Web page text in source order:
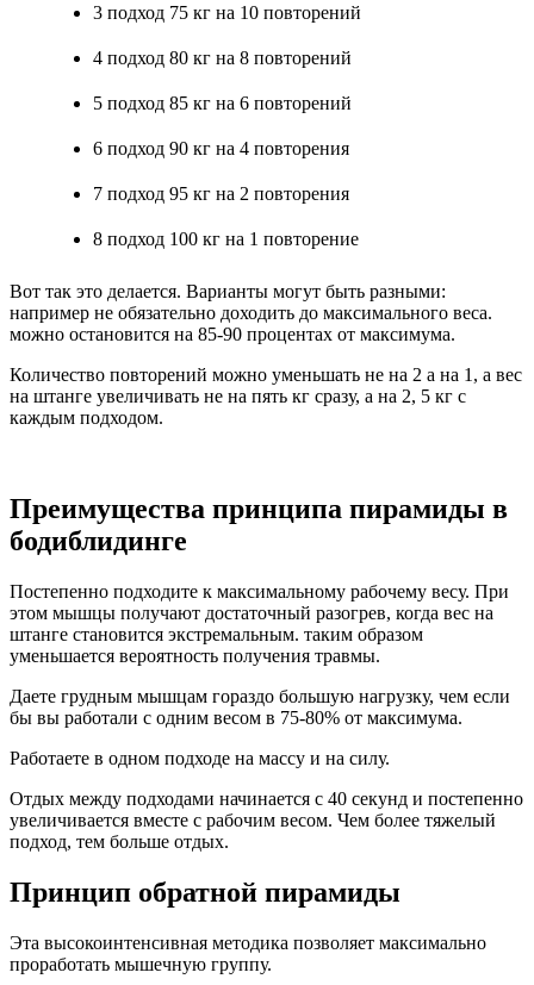
3 подход 75 кг на 10 повторений
4 подход 80 кг на 8 повторений
5 подход 85 кг на 6 повторений
6 подход 90 кг на 4 повторения
7 подход 95 кг на 2 повторения
8 подход 100 кг на 1 повторение
Вот так это делается. Варианты могут быть разными:
например не обязательно доходить до максимального веса.
можно остановится на 85-90 процентах от максимума.
Количество повторений можно уменьшать не на 2 а на 1, а вес
на штанге увеличивать не на пять кг сразу, а на 2, 5 кг с
каждым подходом.
Преимущества принципа пирамиды в
бодиблидинге
Постепенно подходите к максимальному рабочему весу. При
этом мышцы получают достаточный разогрев, когда вес на
штанге становится экстремальным. таким образом
уменьшается вероятность получения травмы.
Даете грудным мышцам гораздо большую нагрузку, чем если
бы вы работали с одним весом в 75-80% от максимума.
Работаете в одном подходе на массу и на силу.
Отдых между подходами начинается с 40 секунд и постепенно
увеличивается вместе с рабочим весом. Чем более тяжелый
подход, тем больше отдых.
Принцип обратной пирамиды
Эта высокоинтенсивная методика позволяет максимально
проработать мышечную группу.